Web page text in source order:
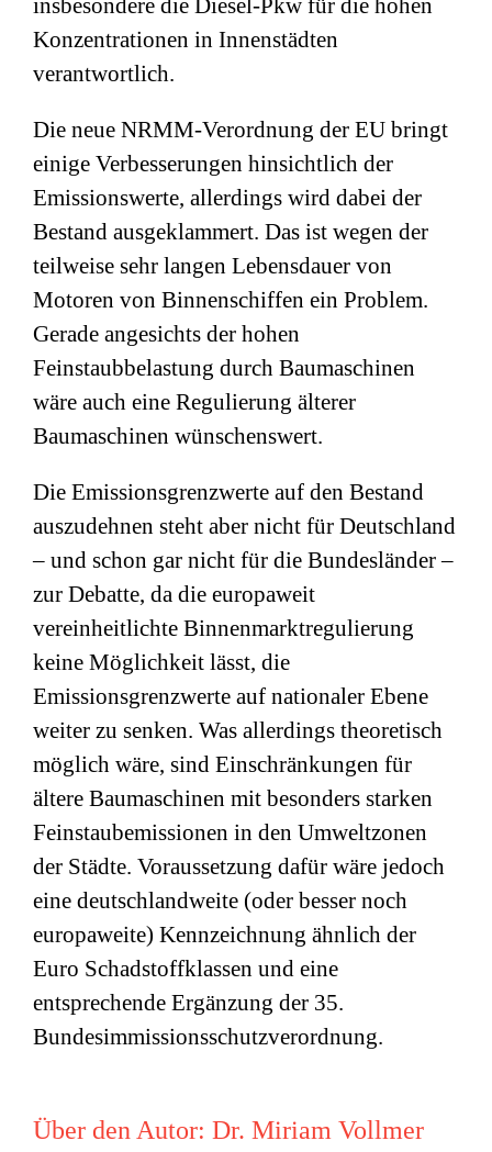
insbesondere die Diesel-Pkw für die hohen
Konzentrationen in Innenstädten
verantwortlich.
Die neue NRMM-Verordnung der EU bringt
einige Verbesserungen hinsichtlich der
Emissionswerte, allerdings wird dabei der
Bestand ausgeklammert. Das ist wegen der
teilweise sehr langen Lebensdauer von
Motoren von Binnenschiffen ein Problem.
Gerade angesichts der hohen
Feinstaubbelastung durch Baumaschinen
wäre auch eine Regulierung älterer
Baumaschinen wünschenswert.
Die Emissionsgrenzwerte auf den Bestand
auszudehnen steht aber nicht für Deutschland
– und schon gar nicht für die Bundesländer –
zur Debatte, da die europaweit
vereinheitlichte Binnenmarktregulierung
keine Möglichkeit lässt, die
Emissionsgrenzwerte auf nationaler Ebene
weiter zu senken. Was allerdings theoretisch
möglich wäre, sind Einschränkungen für
ältere Baumaschinen mit besonders starken
Feinstaubemissionen in den Umweltzonen
der Städte. Voraussetzung dafür wäre jedoch
eine deutschlandweite (oder besser noch
europaweite) Kennzeichnung ähnlich der
Euro Schadstoffklassen und eine
entsprechende Ergänzung der 35.
Bundesimmissionsschutzverordnung.
Über den Autor: Dr. Miriam Vollmer